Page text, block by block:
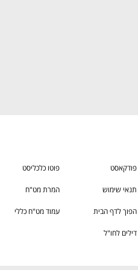
פודקאסט פוטו כלכליסט
תנאי שימוש המרת מט"ח
הפוך לדף הבית עמוד מט"ח כללי
דילים לחו"ל